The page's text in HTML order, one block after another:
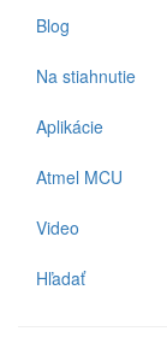
Blog
Na stiahnutie
Aplikácie
Atmel MCU
Video
Hľadať